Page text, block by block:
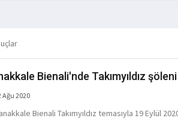
Bienali'nde Takımyıldız şöleni
Ağu 2020
Bienali Takımyıldız temasıyla 19 Eylül